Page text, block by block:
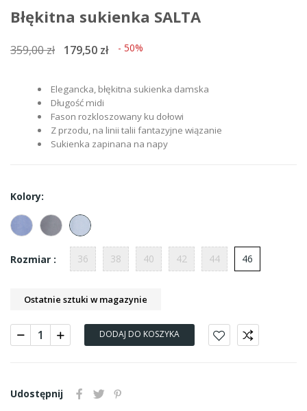
Błękitna sukienka SALTA
359,00 zł 179,50 zł - 50%
Elegancka, błękitna sukienka damska
Długość midi
Fason rozkloszowany ku dołowi
Z przodu, na linii talii fantazyjne wiązanie
Sukienka zapinana na napy
Kolory:
Rozmiar : 36 38 40 42 44 46
Ostatnie sztuki w magazynie
DODAJ DO KOSZYKA
Udostępnij